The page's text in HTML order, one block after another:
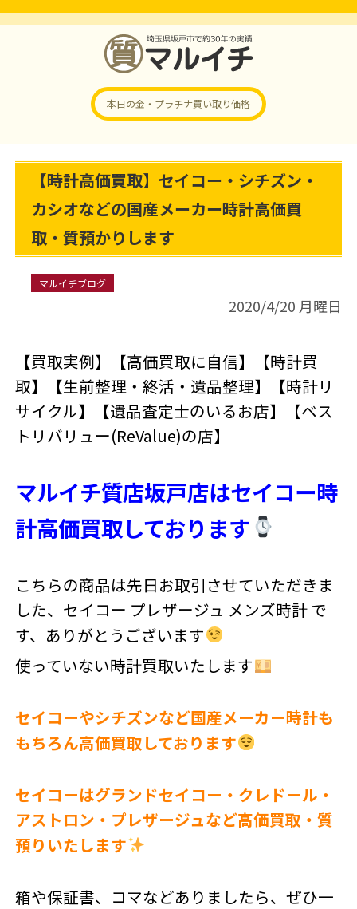
本日の金・プラチナ買い取り価格
【時計高価買取】セイコー・シチズン・
カシオなどの国産メーカー時計高価買
取・質預かりします
マルイチブログ
2020/4/20 月曜日
【買取実例】【高価買取に自信】【時計買
取】【生前整理・終活・遺品整理】【時計リ
サイクル】【遺品査定士のいるお店】【ベス
トリバリュー(ReValue)の店】
マルイチ質店坂戸店はセイコー時
計高価買取しております
こちらの商品は先日お取引させていただきま
した、セイコー プレザージュ メンズ時計 で
す、ありがとうございます
使っていない時計買取いたします
セイコーやシチズンなど国産メーカー時計も
もちろん高価買取しております
セイコーはグランドセイコー・クレドール・
アストロン・プレザージュなど高価買取・質
預りいたします
箱や保証書、コマなどありましたら、ぜひ一